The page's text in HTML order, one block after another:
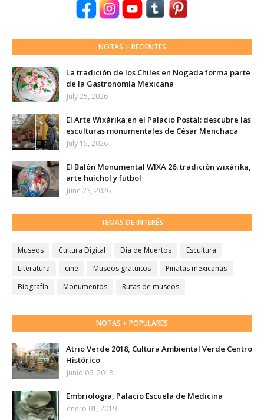
NOTAS + RECIENTES
La tradición de los Chiles en Nogada forma parte
de la Gastronomía Mexicana
July 25, 2026
El Arte Wixárika en el Palacio Postal: descubre las
esculturas monumentales de César Menchaca
July 15, 2026
El Balón Monumental WIXA 26: tradición wixárika,
arte huichol y futbol
June 23, 2026
TEMAS DE INTERÉS
Museos Cultura Digital Día de Muertos
Escultura
Literatura
cine Museos gratuitos
Piñatas mexicanas
Biografía
Monumentos Rutas de museos
NOTAS + POPULARES
Atrio Verde 2018, Cultura Ambiental Verde Centro
Histórico
junio 06, 2018
Embriologia, Palacio Escuela de Medicina
enero 01, 2019